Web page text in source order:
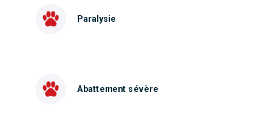
Paralysie
Abattement sévère